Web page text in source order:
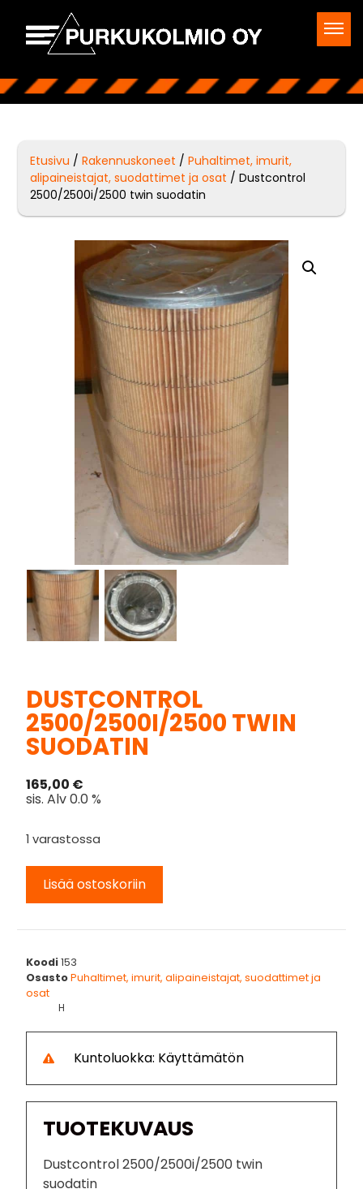
Etusivu /Rakennuskoneet /Puhaltimet, imurit,
alipaineistajat, suodattimet ja osat / Dustcontrol
2500/2500i/2500 twin suodatin
DUSTCONTROL
2500/2500I/2500 TWIN
SUODATIN
165,00 €
sis. Alv 0.0 %
1 varastossa
Lisää ostoskoriin
Koodi153
OsastoPuhaltimet, imurit, alipaineistajat, suodattimet ja
osat
H
Kuntoluokka: Käyttämätön
TUOTEKUVAUS
Dustcontrol 2500/2500i/2500 twin
suodatin